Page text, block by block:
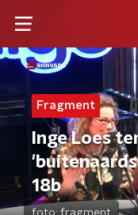
Fragment
Inge Loes
18b
foto: fragment